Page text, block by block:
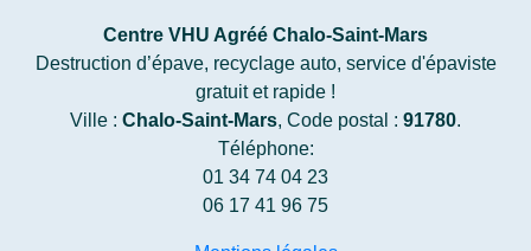
Centre VHU Agréé Chalo-Saint-Mars
Destruction d’épave, recyclage auto, service d'épaviste
gratuit et rapide !
Ville : Chalo-Saint-Mars, Code postal : 91780.
Téléphone:
01 34 74 04 23
06 17 41 96 75